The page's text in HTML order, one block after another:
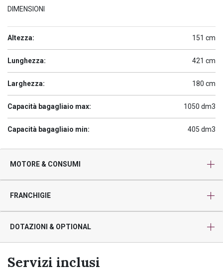
DIMENSIONI
Altezza: 151 cm
Lunghezza: 421 cm
Larghezza: 180 cm
Capacità bagagliaio max: 1050 dm3
Capacità bagagliaio min: 405 dm3
MOTORE & CONSUMI
FRANCHIGIE
DOTAZIONI & OPTIONAL
Servizi inclusi